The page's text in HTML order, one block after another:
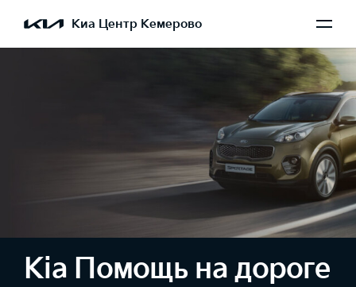
Киа Центр Кемерово
Kia Помощь на дороге